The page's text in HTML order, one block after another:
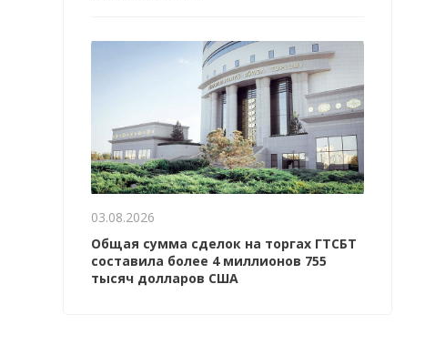
03.08.2026
Общая сумма сделок на торгах ГТСБТ
составила более 4 миллионов 755
тысяч долларов США